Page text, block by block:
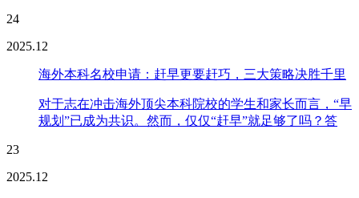
24
2025.12
海外本科名校申请：赶早更要赶巧，三大策略决胜千里
对于志在冲击海外顶尖本科院校的学生和家长而言，“早
规划”已成为共识。然而，仅仅“赶早”就足够了吗？答
23
2025.12